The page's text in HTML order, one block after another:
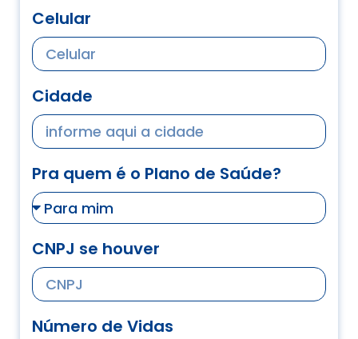
Celular
Cidade
Pra quem é o Plano de Saúde?
CNPJ se houver
Número de Vidas